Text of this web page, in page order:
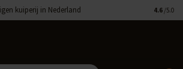
kuiperij in Nederland 4.6 /5.0